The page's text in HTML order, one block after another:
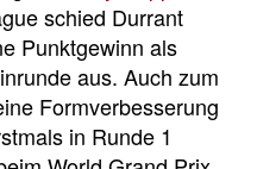
schied Durrant
Punktgewinn als
aus. Auch zum
Formverbesserung
in Runde 1